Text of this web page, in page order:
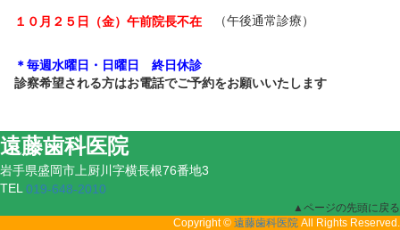
１０月２５日（金）午前院長不在 （午後通常診療）
＊毎週水曜日・日曜日 終日休診
診察希望される方はお電話でご予約をお願いいたします
遠藤歯科医院
岩手県盛岡市上厨川字横長根76番地3
TEL 019-648-2010
▲ページの先頭に戻る
Copyright © 遠藤歯科医院 All Rights Reserved.